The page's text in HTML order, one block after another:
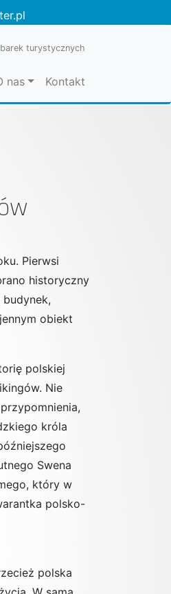
turystycznych
nas Kontakt
Pierwsi
historyczny
obiekt
polskiej
Nie
króla
Swena
który w
polsko-
polska